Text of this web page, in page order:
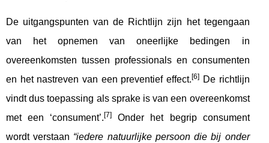
De uitgangspunten van de Richtlijn zijn het tegengaan
van het opnemen van oneerlijke bedingen in
overeenkomsten tussen professionals en consumenten
en het nastreven van een preventief effect.[6]
De richtlijn
vindt dus toepassing als sprake is van een overeenkomst
met een ‘consument’.[7]
Onder het begrip consument
wordt verstaan “iedere natuurlijke persoon die bij onder